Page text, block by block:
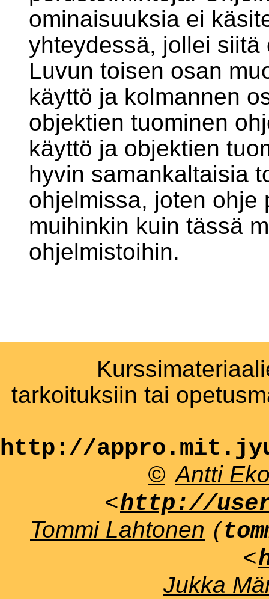
ominaisuuksia ei
yhteydessä, jollei
Luvun toisen osan
käyttö ja kolmannen
objektien tuominen
käyttö ja objektien
hyvin samankaltaisia
ohjelmissa, joten ohje
muihinkin kuin tässä
ohjelmistoihin.
tarkoituksiin tai
http://
© Antti
<http://
Tommi Lahtonen (
<
Jukka